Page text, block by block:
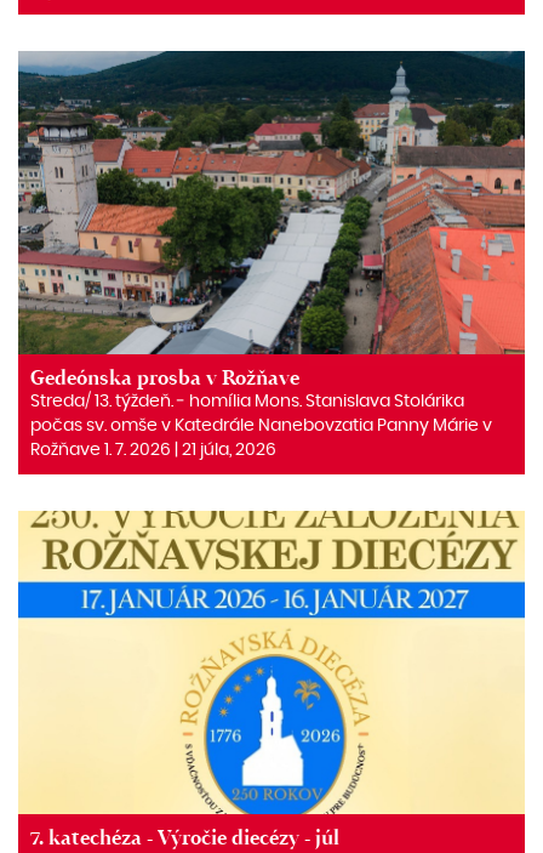
Gedeónska prosba v Rožňave
Streda/ 13. týždeň. ‒ homília Mons. Stanislava Stolárika
počas sv. omše v Katedrále Nanebovzatia Panny Márie v
Rožňave 1. 7. 2026 | 21 júla, 2026
7. katechéza - Výročie diecézy - júl